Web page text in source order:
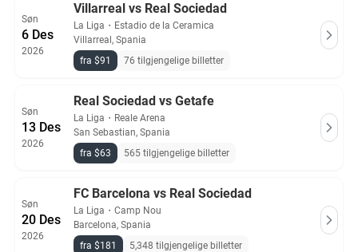
Søn
6 Des
2026
Villarreal vs Real Sociedad
La Liga ・ Estadio de la Ceramica
Villarreal, Spania
fra $91
76 tilgjengelige billetter
Søn
13 Des
2026
Real Sociedad vs Getafe
La Liga ・ Reale Arena
San Sebastian, Spania
fra $63
565 tilgjengelige billetter
Søn
20 Des
2026
FC Barcelona vs Real Sociedad
La Liga ・ Camp Nou
Barcelona, Spania
fra $181
5,348 tilgjengelige billetter